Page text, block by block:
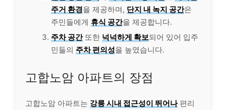
주거 환경을 제공하며, 단지 내 녹지 공간은
주민들에게 휴식 공간을 제공합니다.
주차 공간또한 넉넉하게 확보되어 있어 입주
민들의 주차 편의성을 높였습니다.
고합노암 아파트의 장점
고합노암 아파트는 강릉 시내 접근성이 뛰어나편리